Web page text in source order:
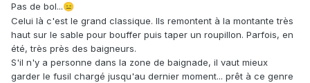
Pas de bol...😑
Celui là c'est le grand classique. Ils remontent à la montante très
haut sur le sable pour bouffer puis taper un roupillon. Parfois, en
été, très près des baigneurs.
S'il n'y a personne dans la zone de baignade, il vaut mieux
garder le fusil chargé jusqu'au dernier moment... prêt à ce genre